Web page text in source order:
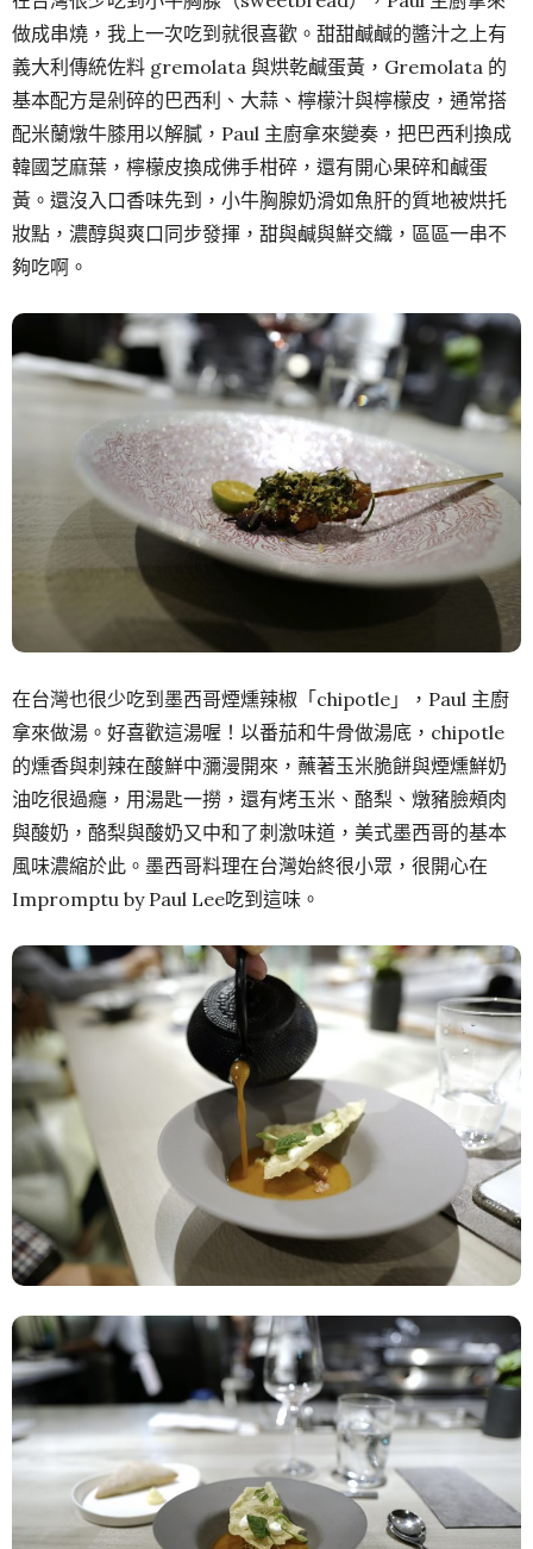
做成串燒，我上一次吃到就很喜歡。甜甜鹹鹹的醬汁之上有
義大利傳統佐料 gremolata 與烘乾鹹蛋黃，Gremolata 的
基本配方是剁碎的巴西利、大蒜、檸檬汁與檸檬皮，通常搭
配米蘭燉牛膝用以解膩，Paul 主廚拿來變奏，把巴西利換成
韓國芝麻葉，檸檬皮換成佛手柑碎，還有開心果碎和鹹蛋
黃。還沒入口香味先到，小牛胸腺奶滑如魚肝的質地被烘托
妝點，濃醇與爽口同步發揮，甜與鹹與鮮交織，區區一串不
夠吃啊。
在台灣也很少吃到墨西哥煙燻辣椒「chipotle」，Paul 主廚
拿來做湯。好喜歡這湯喔！以番茄和牛骨做湯底，chipotle
的燻香與刺辣在酸鮮中瀰漫開來，蘸著玉米脆餅與煙燻鮮奶
油吃很過癮，用湯匙一撈，還有烤玉米、酪梨、燉豬臉頰肉
與酸奶，酪梨與酸奶又中和了刺激味道，美式墨西哥的基本
風味濃縮於此。墨西哥料理在台灣始終很小眾，很開心在
Impromptu by Paul Lee吃到這味。